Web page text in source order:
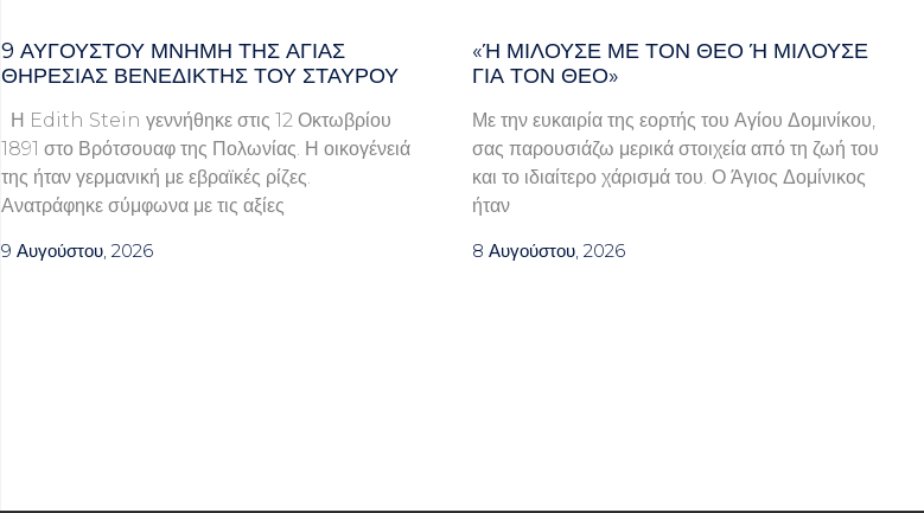
9 ΑΥΓΟΥΣΤΟΥ ΜΝΗΜΗ ΤΗΣ ΑΓΙΑΣ
ΘΗΡΕΣΙΑΣ ΒΕΝΕΔΙΚΤΗΣ ΤΟΥ ΣΤΑΥΡΟΥ
Η Edith Stein γεννήθηκε στις 12 Οκτωβρίου
1891 στο Βρότσουαφ της Πολωνίας. Η οικογένειά
της ήταν γερμανική με εβραϊκές ρίζες.
Ανατράφηκε σύμφωνα με τις αξίες
9 Αυγούστου, 2026
«Ή ΜΙΛΟΎΣΕ ΜΕ ΤΟΝ ΘΕΌ Ή ΜΙΛΟΎΣΕ ΓΙ
Α ΤΟΝ ΘΕΌ»
Με την ευκαιρία της εορτής του Αγίου Δομινίκου,
σας παρουσιάζω μερικά στοιχεία από τη ζωή του
και το ιδιαίτερο χάρισμά του. Ο Άγιος Δομίνικος
ήταν
8 Αυγούστου, 2026